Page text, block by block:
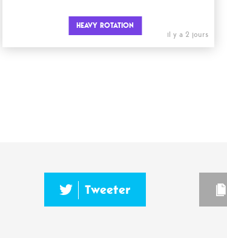
HEAVY ROTATION
il y a 2 jours
Tweeter